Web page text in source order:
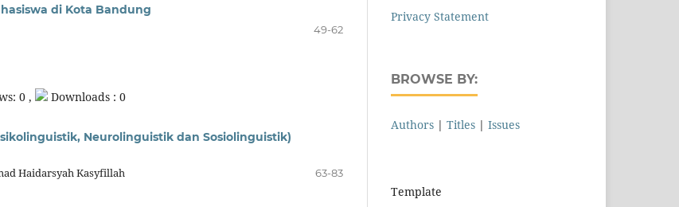
di Kota Bandung
49-62
0 , Downloads : 0
Neurolinguistik dan Sosiolinguistik)
Haidarsyah Kasyfillah
63-83
Privacy Statement
BROWSE BY:
Authors | Titles | Issues
Template